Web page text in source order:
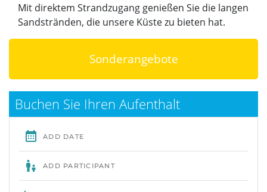
Mit direktem Strandzugang genießen Sie die langen
Sandstränden, die unsere Küste zu bieten hat.
Sonderangebote
Buchen Sie Ihren Aufenthalt